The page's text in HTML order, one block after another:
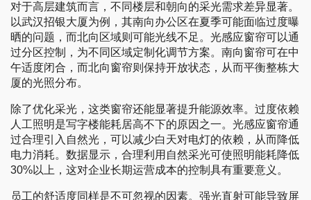
对于高层建筑而言，不同楼层和朝向的采光需求差异显著。
以武汉招银大厦为例，其南向办公区在夏季可能面临过度曝
晒的问题，而北向区域则可能光线不足。光感应窗帘可以通
过分区控制，为不同区域定制化调节方案。南向窗帘可在中
午适度闭合，而北向窗帘则保持开放状态，从而平衡整栋大
厦的光照分布。
除了优化采光，这类窗帘还能显著提升能源效率。过度依赖
人工照明是写字楼能耗居高不下的原因之一。光感应窗帘通
过合理引入自然光，可以减少白天对电灯的依赖，从而降低
电力消耗。数据显示，合理利用自然采光可使照明能耗降低
30%以上，这对企业长期运营成本的控制具有重要意义。
员工的舒适度同样是不可忽视的因素。强光直射可能导致屏